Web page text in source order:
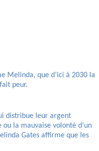
Melinda, que d’ici à 2030 la
peur.
distribue leur argent
ou la mauvaise volonté d’un
Gates affirme que les